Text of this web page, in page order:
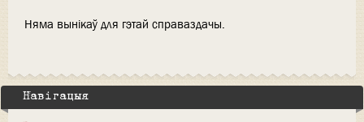
Няма вынікаў для гэтай справаздачы.
Навігацыя